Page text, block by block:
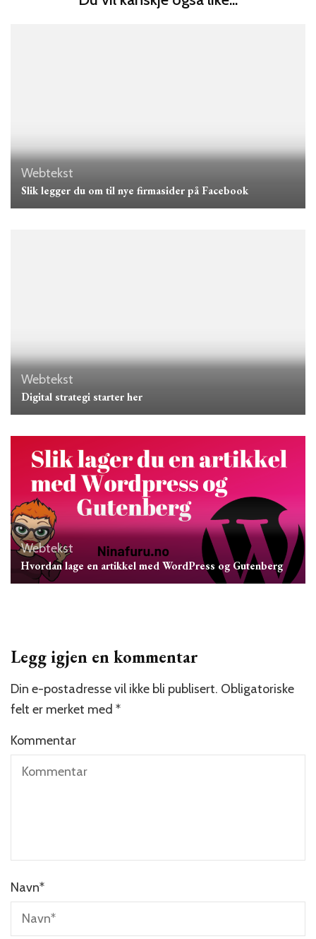
Webtekst
Slik legger du om til nye firmasider på Facebook
Webtekst
Digital strategi starter her
Webtekst
Hvordan lage en artikkel med WordPress og Gutenberg
Legg igjen en kommentar
Din e-postadresse vil ikke bli publisert. Obligatoriske
felt er merket med *
Kommentar
Navn*